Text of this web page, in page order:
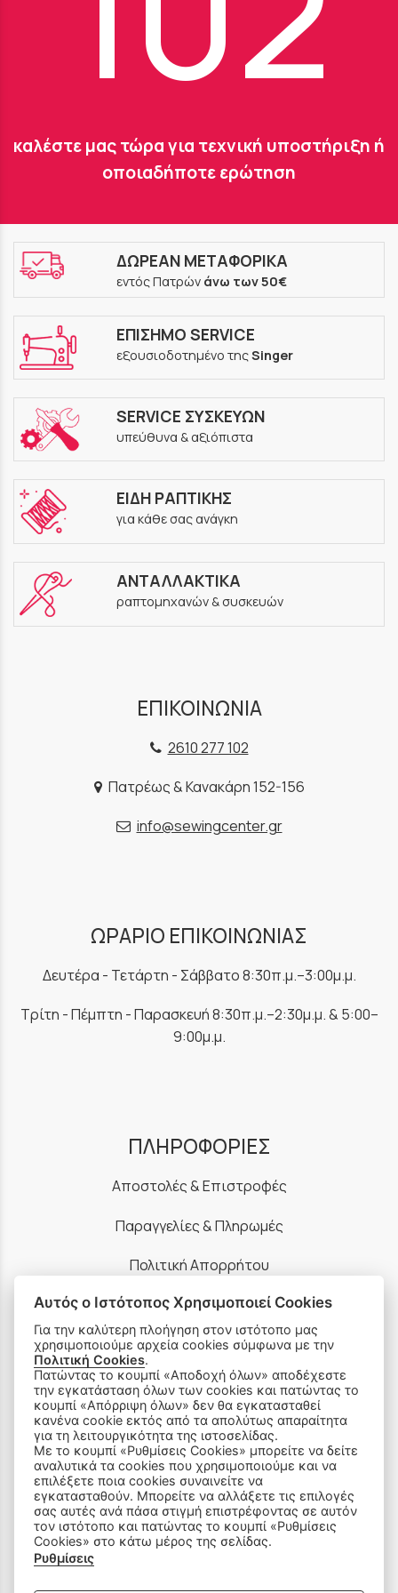
καλέστε μας τώρα για τεχνική υποστήριξη ή
οποιαδήποτε ερώτηση
ΔΩΡΕΑΝ ΜΕΤΑΦΟΡΙΚΑ
εντός Πατρών άνω των 50€
ΕΠΙΣΗΜΟ SERVICE
εξουσιοδοτημένο τηςSinger
SERVICE ΣΥΣΚΕΥΩΝ
υπεύθυνα & αξιόπιστα
ΕΙΔΗ ΡΑΠΤΙΚΗΣ
για κάθε σας ανάγκη
ΑΝΤΑΛΛΑΚΤΙΚΑ
ραπτομηχανών & συσκευών
ΕΠΙΚΟΙΝΩΝΙΑ
2610 277 102
Πατρέως & Κανακάρη 152-156
info@sewingcenter.gr
ΩΡΑΡΙΟ ΕΠΙΚΟΙΝΩΝΙΑΣ
Δευτέρα - Τετάρτη - Σάββατο 8:30π.μ.–3:00μ.μ.
Τρίτη - Πέμπτη - Παρασκευή 8:30π.μ.–2:30μ.μ. & 5:00–
9:00μ.μ.
ΠΛΗΡΟΦΟΡΙΕΣ
Αποστολές & Επιστροφές
Παραγγελίες & Πληρωμές
Πολιτική Απορρήτου
Ρυθμίσεις Cookies
Όροι Χρήσης & Ασφάλεια
ΠΡΟΪΟΝΤΑ
Ραπτομηχανές
Οικιακός Εξοπλισμός
Αυτός ο Ιστότοπος Χρησιμοποιεί Cookies
Για την καλύτερη πλοήγηση στον ιστότοπο μας
χρησιμοποιούμε αρχεία cookies σύμφωνα με την
Πολιτική Cookies.
Πατώντας το κουμπί «Αποδοχή όλων» αποδέχεστε
την εγκατάσταση όλων των cookies και πατώντας το
κουμπί «Απόρριψη όλων» δεν θα εγκατασταθεί
κανένα cookie εκτός από τα απολύτως απαραίτητα
για τη λειτουργικότητα της ιστοσελίδας.
Με το κουμπί «Ρυθμίσεις Cookies» μπορείτε να δείτε
αναλυτικά τα cookies που χρησιμοποιούμε και να
επιλέξετε ποια cookies συναινείτε να
εγκατασταθούν. Μπορείτε να αλλάξετε τις επιλογές
σας αυτές ανά πάσα στιγμή επιστρέφοντας σε αυτόν
τον ιστότοπο και πατώντας το κουμπί «Ρυθμίσεις
Cookies» στο κάτω μέρος της σελίδας.
Ρυθμίσεις